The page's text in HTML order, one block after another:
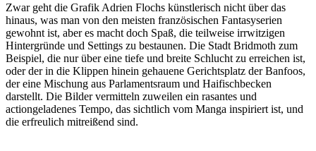
Zwar geht die Grafik Adrien Flochs künstlerisch nicht über das
hinaus, was man von den meisten französischen Fantasyserien
gewohnt ist, aber es macht doch Spaß, die teilweise irrwitzigen
Hintergründe und Settings zu bestaunen. Die Stadt Bridmoth zum
Beispiel, die nur über eine tiefe und breite Schlucht zu erreichen ist,
oder der in die Klippen hinein gehauene Gerichtsplatz der Banfoos,
der eine Mischung aus Parlamentsraum und Haifischbecken
darstellt. Die Bilder vermitteln zuweilen ein rasantes und
actiongeladenes Tempo, das sichtlich vom Manga inspiriert ist, und
die erfreulich mitreißend sind.